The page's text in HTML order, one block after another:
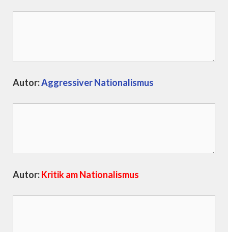
Autor:Aggressiver Nationalismus
Autor:Kritik am Nationalismus